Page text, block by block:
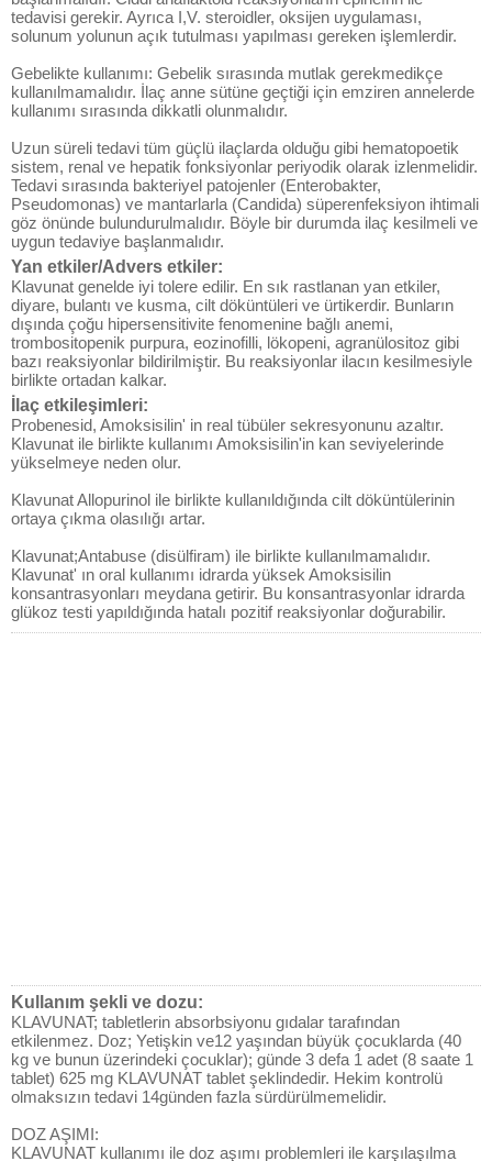
tedavisi gerekir. Ayrıca I,V. steroidler, oksijen uygulaması,
solunum yolunun açık tutulması yapılması gereken işlemlerdir.
Gebelikte kullanımı: Gebelik sırasında mutlak gerekmedikçe
kullanılmamalıdır. İlaç anne sütüne geçtiği için emziren annelerde
kullanımı sırasında dikkatli olunmalıdır.
Uzun süreli tedavi tüm güçlü ilaçlarda olduğu gibi hematopoetik
sistem, renal ve hepatik fonksiyonlar periyodik olarak izlenmelidir.
Tedavi sırasında bakteriyel patojenler (Enterobakter,
Pseudomonas) ve mantarlarla (Candida) süperenfeksiyon ihtimali
göz önünde bulundurulmalıdır. Böyle bir durumda ilaç kesilmeli ve
uygun tedaviye başlanmalıdır.
Yan etkiler/Advers etkiler:
Klavunat genelde iyi tolere edilir. En sık rastlanan yan etkiler,
diyare, bulantı ve kusma, cilt döküntüleri ve ürtikerdir. Bunların
dışında çoğu hipersensitivite fenomenine bağlı anemi,
trombositopenik purpura, eozinofilli, lökopeni, agranülositoz gibi
bazı reaksiyonlar bildirilmiştir. Bu reaksiyonlar ilacın kesilmesiyle
birlikte ortadan kalkar.
İlaç etkileşimleri:
Probenesid, Amoksisilin' in real tübüler sekresyonunu azaltır.
Klavunat ile birlikte kullanımı Amoksisilin'in kan seviyelerinde
yükselmeye neden olur.
Klavunat Allopurinol ile birlikte kullanıldığında cilt döküntülerinin
ortaya çıkma olasılığı artar.
Klavunat;Antabuse (disülfiram) ile birlikte kullanılmamalıdır.
Klavunat' ın oral kullanımı idrarda yüksek Amoksisilin
konsantrasyonları meydana getirir. Bu konsantrasyonlar idrarda
glükoz testi yapıldığında hatalı pozitif reaksiyonlar doğurabilir.
Kullanım şekli ve dozu:
KLAVUNAT; tabletlerin absorbsiyonu gıdalar tarafından
etkilenmez. Doz; Yetişkin ve12 yaşından büyük çocuklarda (40
kg ve bunun üzerindeki çocuklar); günde 3 defa 1 adet (8 saate 1
tablet) 625 mg KLAVUNAT tablet şeklindedir. Hekim kontrolü
olmaksızın tedavi 14günden fazla sürdürülmemelidir.
DOZ AŞIMI:
KLAVUNAT kullanımı ile doz aşımı problemleri ile karşılaşılma